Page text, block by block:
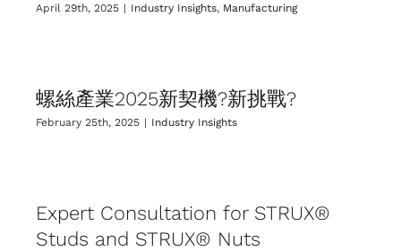
April 29th, 2025 | Industry Insights, Manufacturing
螺絲產業2025新契機?新挑戰?
February 25th, 2025 | Industry Insights
Expert Consultation for STRUX®
Studs and STRUX® Nuts